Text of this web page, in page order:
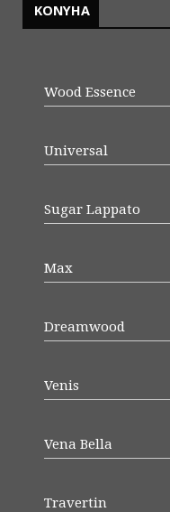
KONYHA
Wood Essence
Universal
Sugar Lappato
Max
Dreamwood
Venis
Vena Bella
Travertin